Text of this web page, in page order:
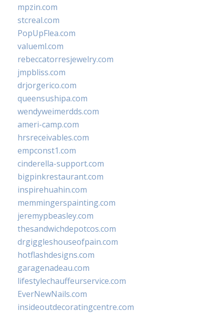
mpzin.com
stcreal.com
PopUpFlea.com
valueml.com
rebeccatorresjewelry.com
jmpbliss.com
drjorgerico.com
queensushipa.com
wendyweimerdds.com
ameri-camp.com
hrsreceivables.com
empconst1.com
cinderella-support.com
bigpinkrestaurant.com
inspirehuahin.com
memmingerspainting.com
jeremypbeasley.com
thesandwichdepotcos.com
drgiggleshouseofpain.com
hotflashdesigns.com
garagenadeau.com
lifestylechauffeurservice.com
EverNewNails.com
insideoutdecoratingcentre.com